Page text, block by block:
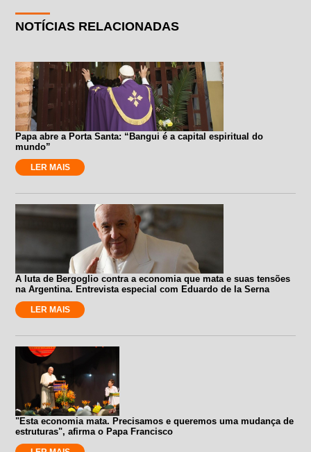
NOTÍCIAS RELACIONADAS
Papa abre a Porta Santa: “Bangui é a capital espiritual do
mundo”
LER MAIS
A luta de Bergoglio contra a economia que mata e suas tensões
na Argentina. Entrevista especial com Eduardo de la Serna
LER MAIS
"Esta economia mata. Precisamos e queremos uma mudança de
estruturas", afirma o Papa Francisco